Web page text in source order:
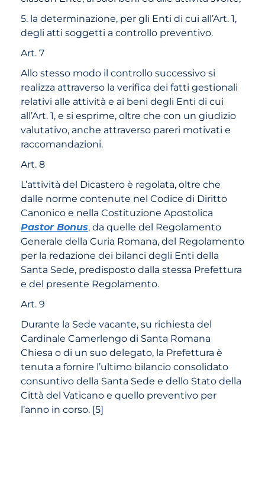
5. la determinazione, per gli Enti di cui all’Art. 1,
degli atti soggetti a controllo preventivo.
Art. 7
Allo stesso modo il controllo successivo si
realizza attraverso la verifica dei fatti gestionali
relativi alle attività e ai beni degli Enti di cui
all’Art. 1, e si esprime, oltre che con un giudizio
valutativo, anche attraverso pareri motivati e
raccomandazioni.
Art. 8
L’attività del Dicastero è regolata, oltre che
dalle norme contenute nel Codice di Diritto
Canonico e nella Costituzione Apostolica
Pastor Bonus, da quelle del Regolamento
Generale della Curia Romana, del Regolamento
per la redazione dei bilanci degli Enti della
Santa Sede, predisposto dalla stessa Prefettura
e del presente Regolamento.
Art. 9
Durante la Sede vacante, su richiesta del
Cardinale Camerlengo di Santa Romana
Chiesa o di un suo delegato, la Prefettura è
tenuta a fornire l’ultimo bilancio consolidato
consuntivo della Santa Sede e dello Stato della
Città del Vaticano e quello preventivo per
l’anno in corso. [5]